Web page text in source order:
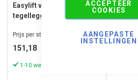
ACCEPTEER
COOKIES
AANGEPASTE
INSTELLINGEN
Easylift vacuum
tegellegger voor
Prijs per stuk
151,18